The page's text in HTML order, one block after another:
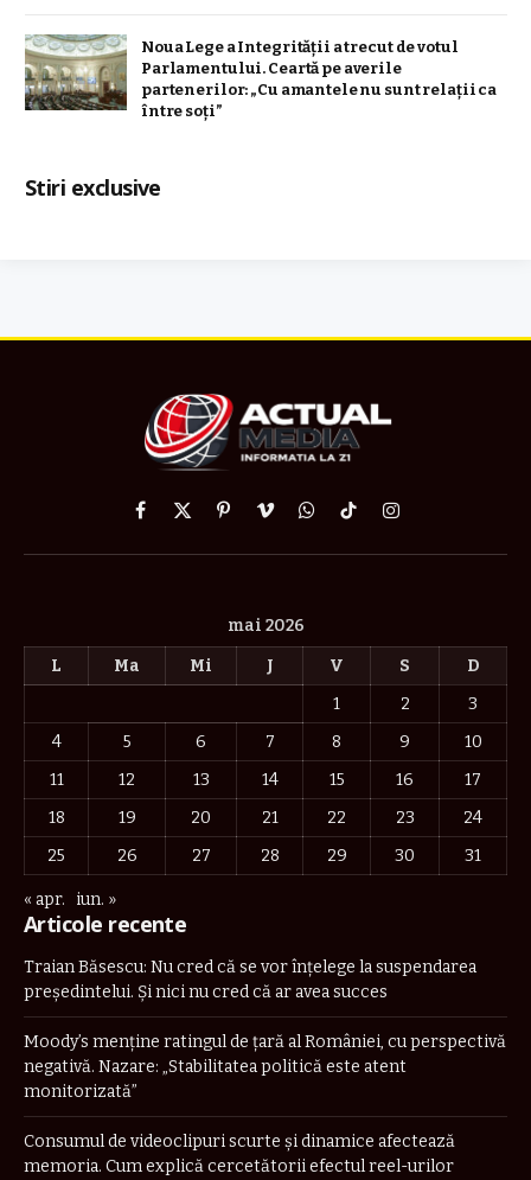
Noua Lege a Integrității a trecut de votul
Parlamentului. Ceartă pe averile
partenerilor: „Cu amantele nu sunt relații ca
între soți”
Stiri exclusive
Facebook
X
PinterestVimeoWhatsApp
TikTokInstagram
mai 2026
L
Ma Mi J V S
D
1
2
3
4
5 6 7 8 9
10
11
12 13 14 15 16
17
18
19 20 21 22 23
24
25
26 27 28 29 30 31
« apr. iun. »
Articole recente
Traian Băsescu: Nu cred că se vor înţelege la suspendarea
preşedintelui. Şi nici nu cred că ar avea succes
Moody’s menține ratingul de țară al României, cu perspectivă
negativă. Nazare: „Stabilitatea politică este atent
monitorizată”
Consumul de videoclipuri scurte și dinamice afectează
memoria. Cum explică cercetătorii efectul reel-urilor